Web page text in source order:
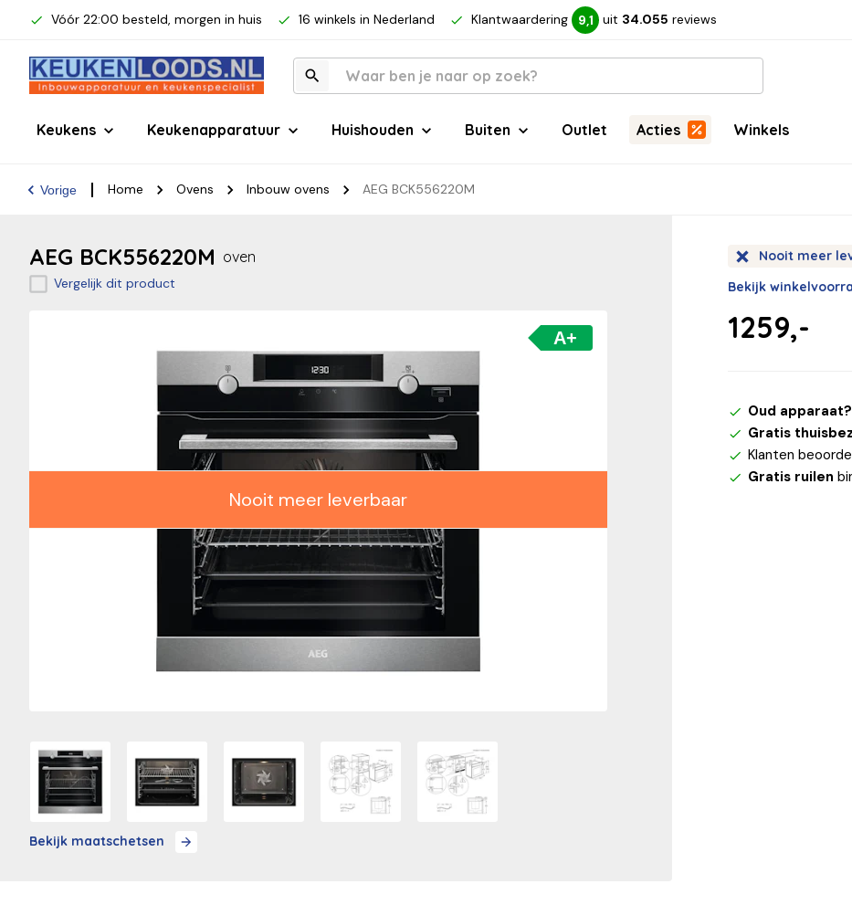
Vóór 22:00 besteld, morgen in huis 16 winkels in Nederland Klantwaardering 9,1 uit 34.055 reviews
Keukens Keukenapparatuur Huishouden Buiten Outlet Acties Winkels
Vorige Home Ovens Inbouw ovens AEG BCK556220M
AEG BCK556220M oven
Vergelijk dit product
A+
Nooit meer leverbaar
Bekijk maatschetsen
Nooit meer
Bekijk
1259,-
Oud apparaat?
Gratis
Klanten
Gratis ruilen